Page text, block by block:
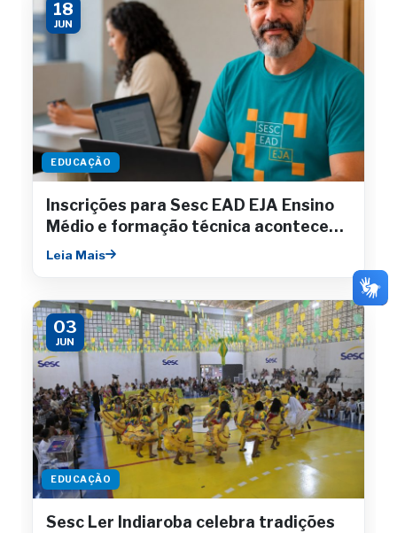
18
JUN
EDUCAÇÃO
Inscrições para Sesc EAD EJA Ensino
Médio e formação técnica acontecem
até julho
Leia Mais
03
JUN
EDUCAÇÃO
Sesc Ler Indiaroba celebra tradições